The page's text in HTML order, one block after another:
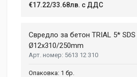
€17.22/33.68лв. с ДДС
Свредло за бетон TRIAL 5* SDS
Ø12x310/250mm
5613 12 310
1 бр.